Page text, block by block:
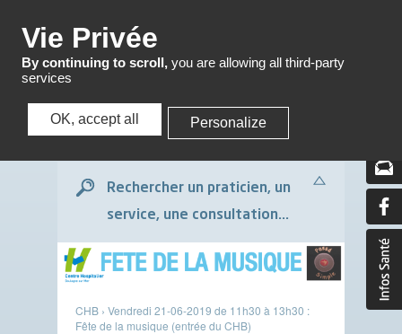
Menu
Rechercher un praticien, un
service, une consultation...
CHB › Vendredi 21-06-2019 de 11h30 à 13h30 :
Fête de la musique (entrée du CHB)
Vie Privée
By continuing to scroll, you are allowing all third-party
services
OK, accept all Personalize